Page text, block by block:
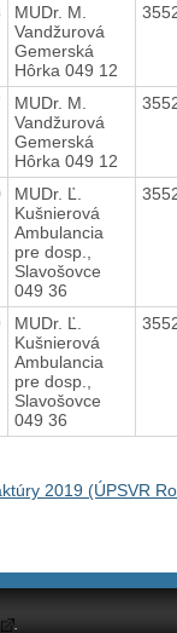
MUDr. M.
Vandžurová
Gemerská
Hôrka 049 12
MUDr. M.
Vandžurová
Gemerská
Hôrka 049 12
MUDr. Ľ.
Kušnierová
Ambulancia
pre dosp.,
Slavošovce
049 36
MUDr. Ľ.
Kušnierová
Ambulancia
pre dosp.,
Slavošovce
049 36
2019 (ÚPSVR